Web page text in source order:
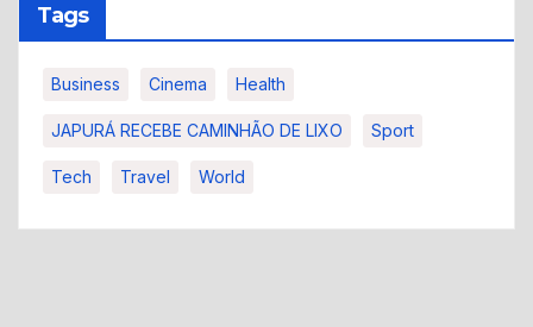
Tags
Business Cinema Health
JAPURÁ RECEBE CAMINHÃO DE LIXO Sport
Tech Travel World